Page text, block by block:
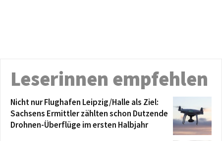
Leserinnen empfehlen
Nicht nur Flughafen Leipzig/Halle als Ziel:
Sachsens Ermittler zählten schon Dutzende
Drohnen-Überflüge im ersten Halbjahr